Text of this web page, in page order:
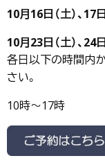
10月16日（土）、17日
10月23日（土）、24日
各日以下の時間内
さい。
10時～17時